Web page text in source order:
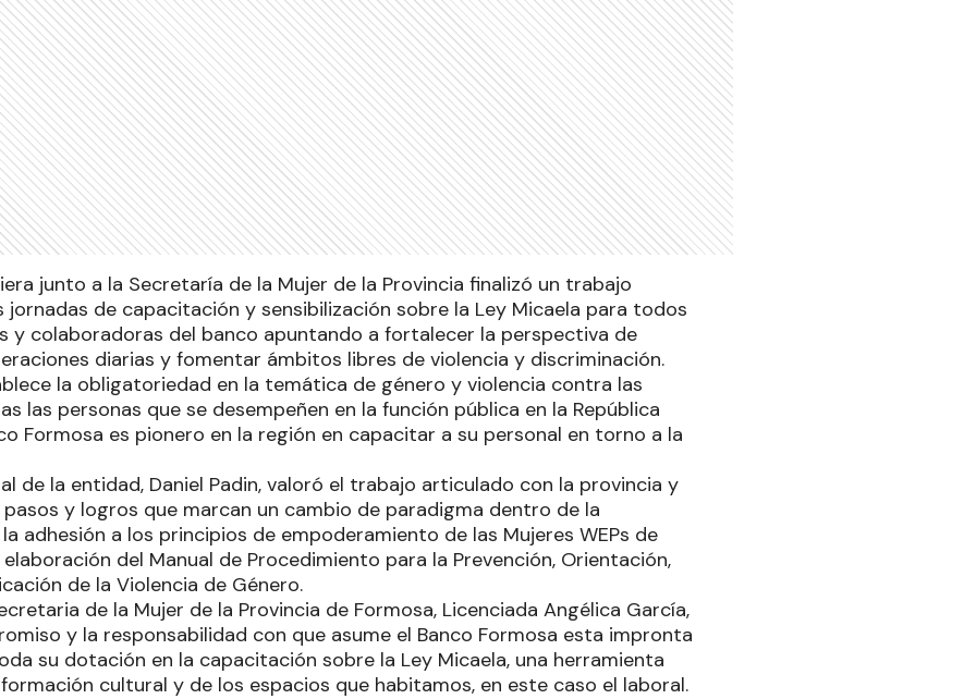
junto a la Secretaría de la Mujer de la Provincia finalizó un trabajo
de capacitación y sensibilización sobre la Ley Micaela para todos
y colaboradoras del banco apuntando a fortalecer la perspectiva de
diarias y fomentar ámbitos libres de violencia y discriminación.
la obligatoriedad en la temática de género y violencia contra las
las personas que se desempeñen en la función pública en la República
Formosa es pionero en la región en capacitar a su personal en torno a la
de la entidad, Daniel Padin, valoró el trabajo articulado con la provincia y
y logros que marcan un cambio de paradigma dentro de la
adhesión a los principios de empoderamiento de las Mujeres WEPs de
elaboración del Manual de Procedimiento para la Prevención, Orientación,
de la Violencia de Género.
de la Mujer de la Provincia de Formosa, Licenciada Angélica García,
y la responsabilidad con que asume el Banco Formosa esta impronta
su dotación en la capacitación sobre la Ley Micaela, una herramienta
cultural y de los espacios que habitamos, en este caso el laboral.